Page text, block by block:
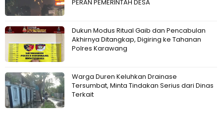
PERAN PEMERINTAH DESA
Dukun Modus Ritual Gaib dan Pencabulan
Akhirnya Ditangkap, Digiring ke Tahanan
Polres Karawang
Warga Duren Keluhkan Drainase
Tersumbat, Minta Tindakan Serius dari Dinas
Terkait